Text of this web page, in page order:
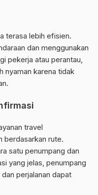
terasa lebih efisien.
dan menggunakan
pekerja atau perantau,
nyaman karena tidak
travel
berdasarkan rute.
satu penumpang dan
yang jelas, penumpang
perjalanan dapat